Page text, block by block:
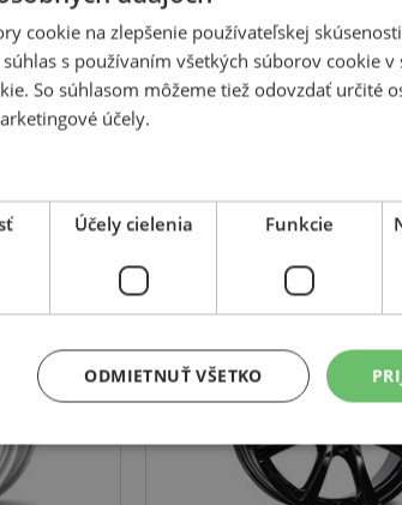
produkty
BORBET
LV4
14
cookie na zlepšenie používateľskej
s používaním všetkých súborov cookie v
So súhlasom môžeme tiež odovzdať určité
účely.
Účely cielenia Funkcie
ODMIETNUŤ VŠETKO